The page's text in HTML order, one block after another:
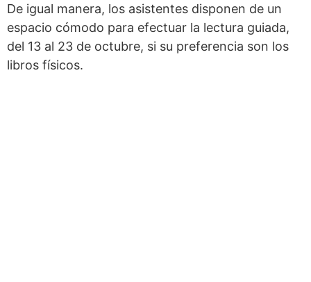
De igual manera, los asistentes disponen de un
espacio cómodo para efectuar la lectura guiada,
del 13 al 23 de octubre, si su preferencia son los
libros físicos.